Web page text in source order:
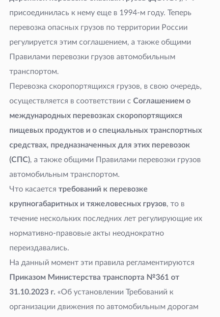
присоединилась к нему еще в 1994-м году. Теперь
перевозка опасных грузов по территории России
регулируется этим соглашением, а также общими
Правилами перевозки грузов автомобильным
транспортом.
Перевозка скоропортящихся грузов, в свою очередь,
осуществляется в соответствии с Соглашением о
международных перевозках скоропортящихся
пищевых продуктов и о специальных транспортных
средствах, предназначенных для этих перевозок
(СПС), а также общими Правилами перевозки грузов
автомобильным транспортом.
Что касается требований к перевозке
крупногабаритных и тяжеловесных грузов, то в
течение нескольких последних лет регулирующие их
нормативно-правовые акты неоднократно
переиздавались.
На данный момент эти правила регламентируются
Приказом Министерства транспорта №361 от
31.10.2023 г. «Об установлении Требований к
организации движения по автомобильным дорогам